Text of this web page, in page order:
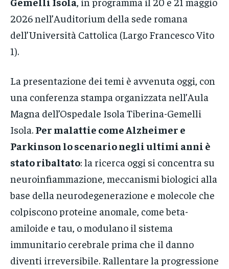
2026 nell’Auditorium della sede romana
dell’Università Cattolica (Largo Francesco Vito
1).
La presentazione dei temi è avvenuta oggi, con
una conferenza stampa organizzata nell’Aula
Magna dell’Ospedale Isola Tiberina-Gemelli
Isola. Per malattie come Alzheimer e
Parkinson lo scenario negli ultimi anni è
stato ribaltato: la ricerca oggi si concentra su
neuroinfiammazione, meccanismi biologici alla
base della neurodegenerazione e molecole che
colpiscono proteine anomale, come beta-
amiloide e tau, o modulano il sistema
immunitario cerebrale prima che il danno
diventi irreversibile. Rallentare la progressione